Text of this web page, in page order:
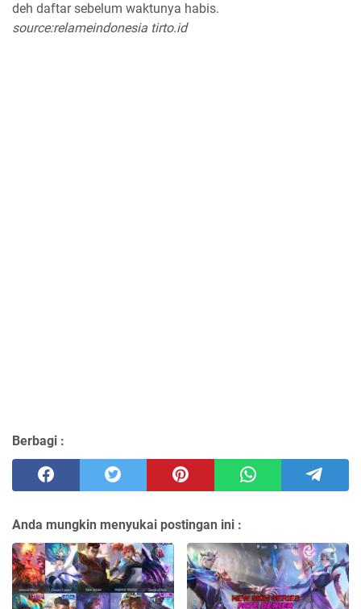
deh daftar sebelum waktunya habis.
source:relameindonesia tirto.id
Berbagi :
Anda mungkin menyukai postingan ini :